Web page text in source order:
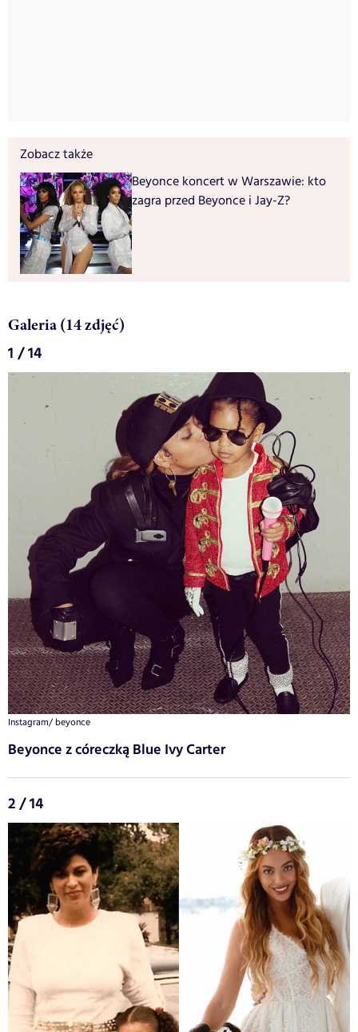
Zobacz także
Beyonce koncert w Warszawie: kto
zagra przed Beyonce i Jay-Z?
Galeria (14 zdjęć)
1 / 14
Instagram/ beyonce
Beyonce z córeczką Blue Ivy Carter
2 / 14